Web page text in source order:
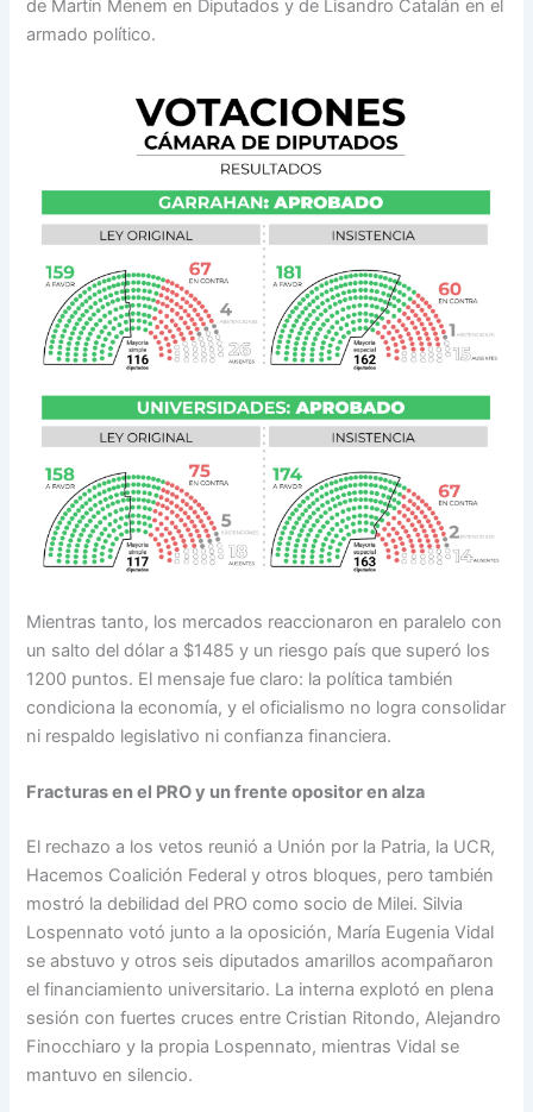
de Martín Menem en Diputados y de Lisandro Catalán en el
armado político.
Mientras tanto, los mercados reaccionaron en paralelo con
un salto del dólar a $1485 y un riesgo país que superó los
1200 puntos. El mensaje fue claro: la política también
condiciona la economía, y el oficialismo no logra consolidar
ni respaldo legislativo ni confianza financiera.
Fracturas en el PRO y un frente opositor en alza
El rechazo a los vetos reunió a Unión por la Patria, la UCR,
Hacemos Coalición Federal y otros bloques, pero también
mostró la debilidad del PRO como socio de Milei. Silvia
Lospennato votó junto a la oposición, María Eugenia Vidal
se abstuvo y otros seis diputados amarillos acompañaron
el financiamiento universitario. La interna explotó en plena
sesión con fuertes cruces entre Cristian Ritondo, Alejandro
Finocchiaro y la propia Lospennato, mientras Vidal se
mantuvo en silencio.